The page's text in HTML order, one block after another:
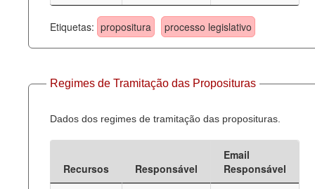
Etiquetas: propositura processo legislativo
Regimes de Tramitação das Proposituras
Dados dos regimes de tramitação das proposituras.
Recursos Responsável
Email
Responsável